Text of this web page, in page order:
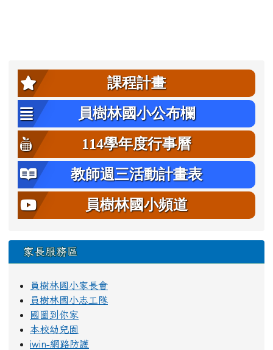
左邊區域內容
課程計畫
員樹林國小公布欄
114學年度行事曆
教師週三活動計畫表
員樹林國小頻道
家長服務區
員樹林國小家長會
員樹林國小志工隊
國圖到你家
本校幼兒園
iwin-網路防護